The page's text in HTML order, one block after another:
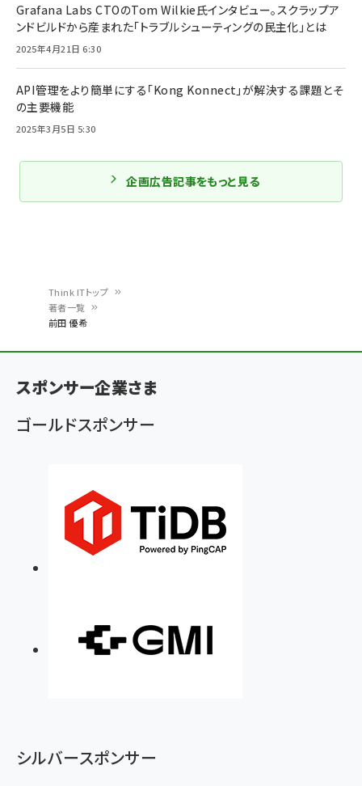
ン
く
ず
Think ITトップ
著者一覧
前田 優希
Grafana Labs CTOのTom Wilkie氏インタビュー。スクラップア
ンドビルドから産まれた「トラブルシューティングの民主化」とは
2025年4月21日 6:30
API管理をより簡単にする「Kong Konnect」が解決する課題とそ
の主要機能
2025年3月5日 5:30
企画広告記事をもっと見る
スポンサー企業さま
ゴールドスポンサー
シルバースポンサー